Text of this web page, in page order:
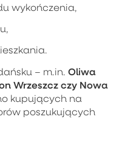
wykończenia,
– m.in. Oliwa
Wrzeszcz czy Nowa
kupujących na
poszukujących